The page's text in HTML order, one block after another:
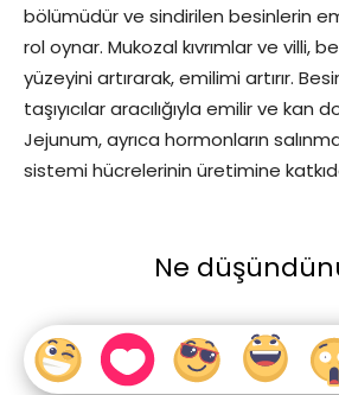
bölümüdür ve sindirilen besinlerin
rol oynar. Mukozal kıvrımlar ve villi,
yüzeyini artırarak, emilimi artırır.
taşıyıcılar aracılığıyla emilir ve kan
Jejunum, ayrıca hormonların
sistemi hücrelerinin üretimine
Ne